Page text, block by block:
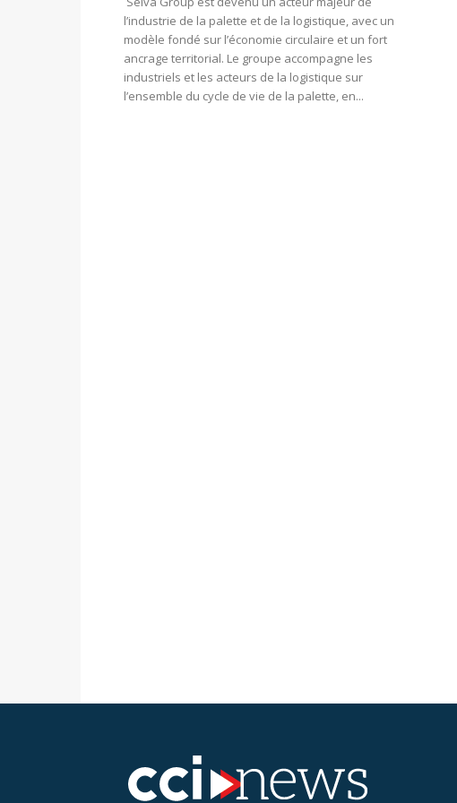
l’industrie de la palette et de la logistique, avec un
modèle fondé sur l’économie circulaire et un fort
ancrage territorial. Le groupe accompagne les
industriels et les acteurs de la logistique sur
l’ensemble du cycle de vie de la palette, en...